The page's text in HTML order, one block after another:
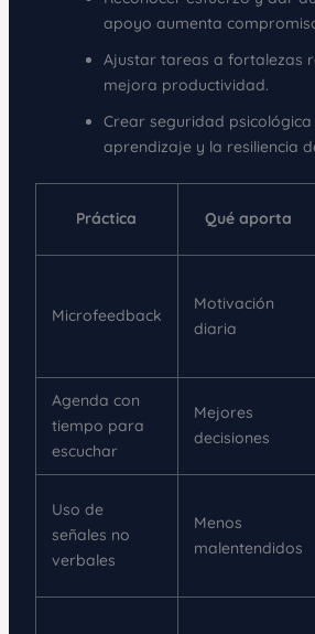
apoyo aumenta
Ajustar tareas a fortalezas
mejora productividad.
Crear seguridad
aprendizaje y la resiliencia
Práctica Qué aporta
Microfeedback
Motivación
diaria
Agenda con
tiempo para
escuchar
Mejores
decisiones
Uso de
señales no
verbales
Menos
malentendidos